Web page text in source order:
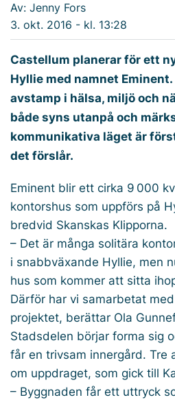
Av: Jenny Fors
3. okt. 2016 - kl. 13:28
Castellum planerar för ett
Hyllie med namnet
avstamp i hälsa, miljö och
både syns utanpå och
kommunikativa läget är
det förslår.
Eminent blir ett cirka 9 000
kontorshus som uppförs på
bredvid Skanskas Klipporna.
– Det är många solitära
i snabbväxande Hyllie, men
hus som kommer att sitta
Därför har vi samarbetat
projektet, berättar Ola
Stadsdelen börjar forma sig
får en trivsam innergård. Tre
om uppdraget, som gick till
– Byggnaden får ett uttryck